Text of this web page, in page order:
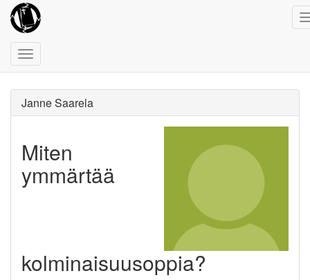
Toggle
navigation
Janne Saarela
Miten
ymmärtää
kolminaisuusoppia?